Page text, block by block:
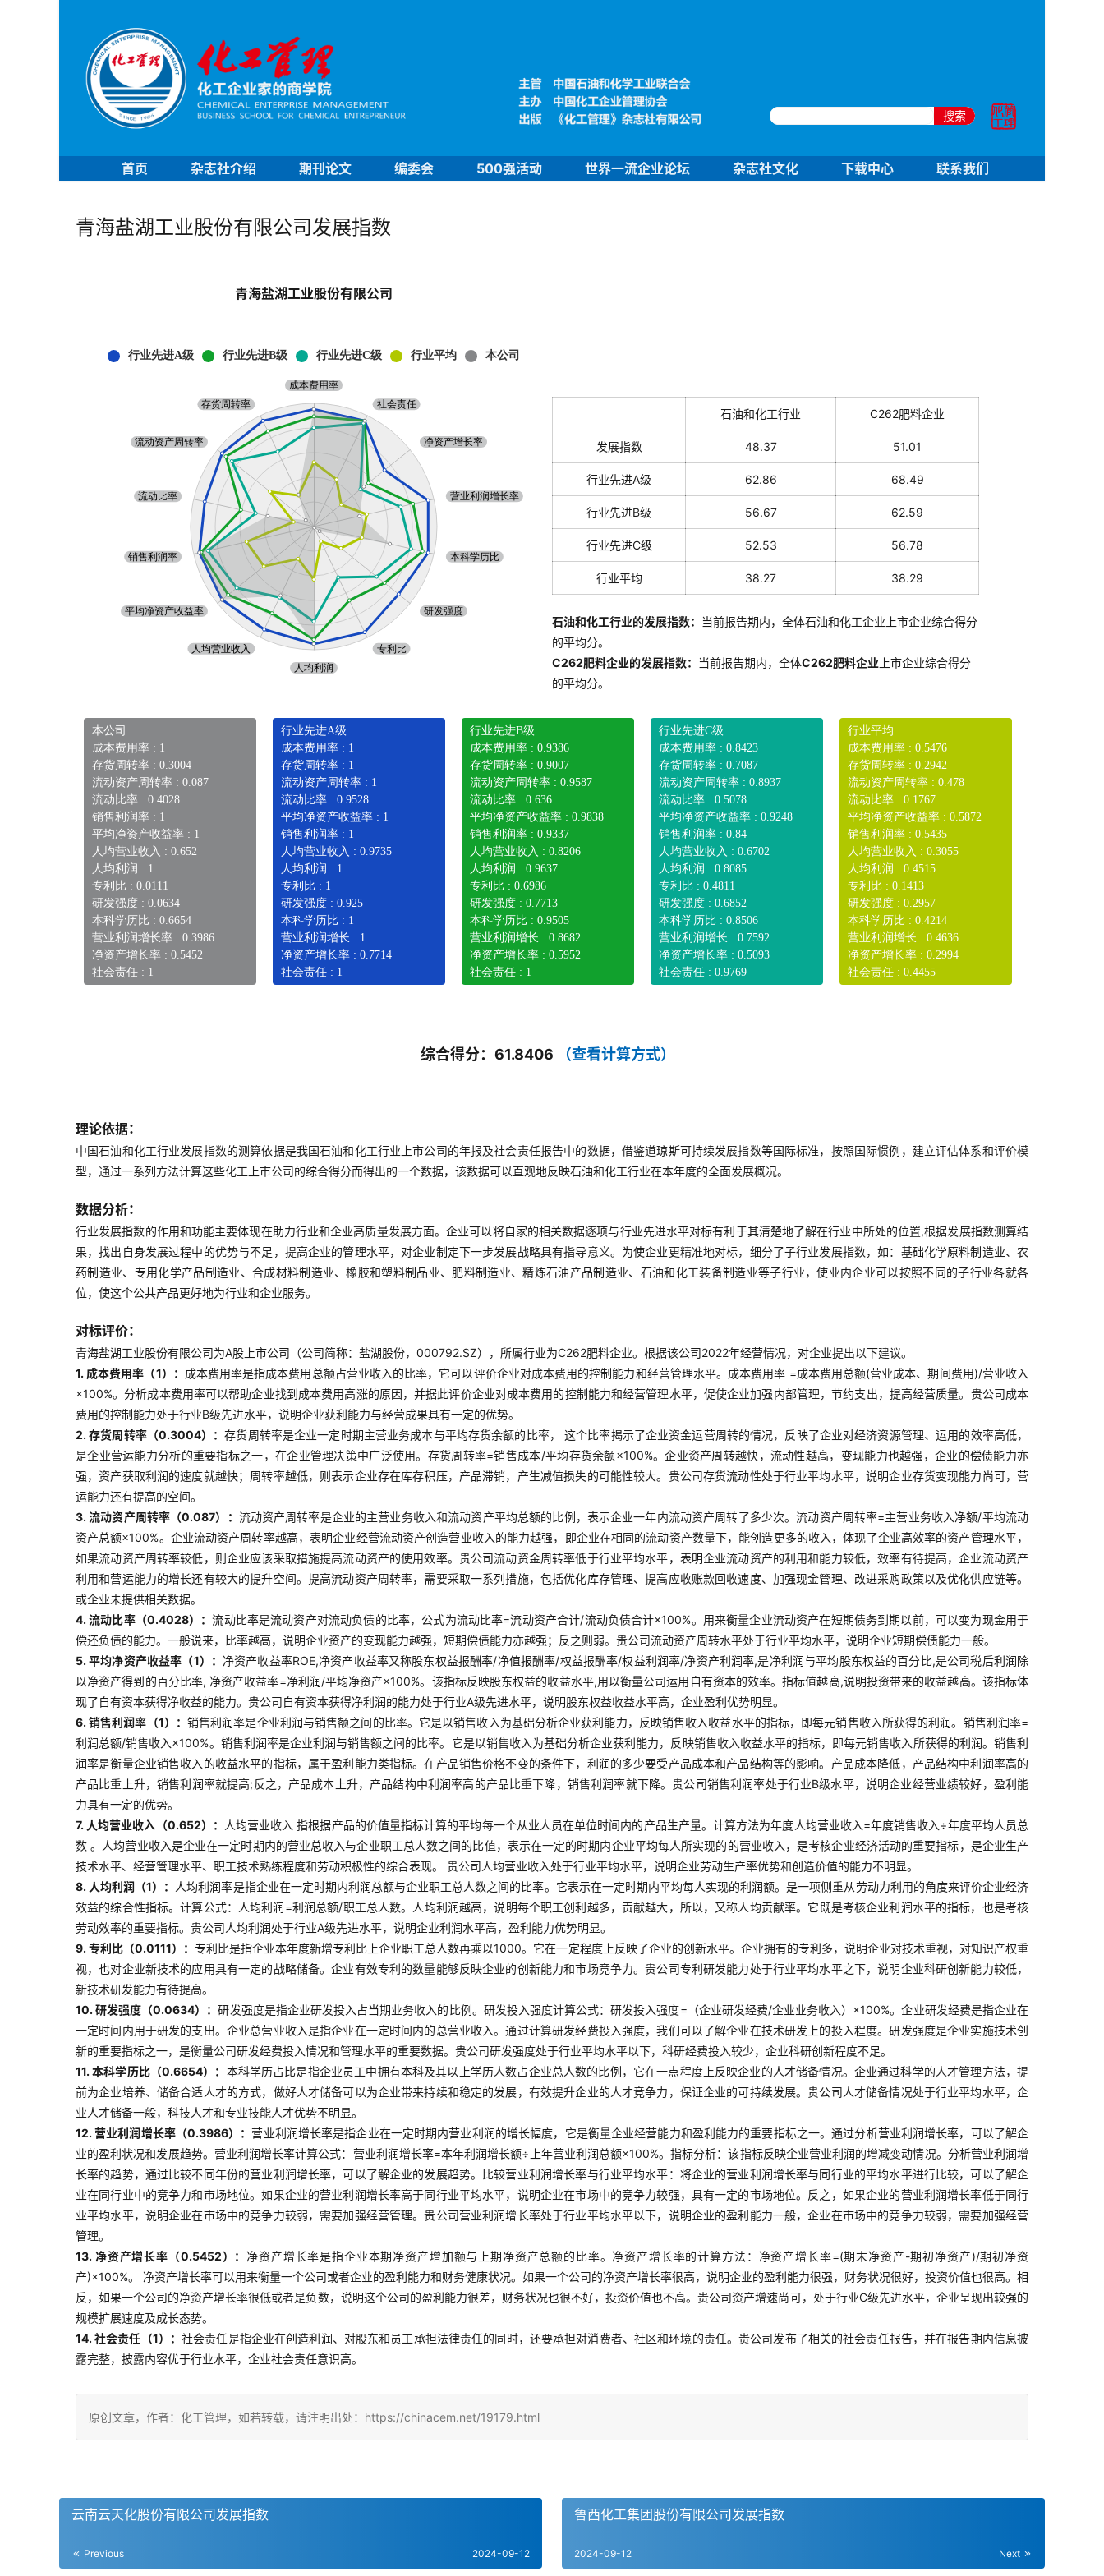
搜索
首页 杂志社介绍 期刊论文 编委会 500强活动 世界一流企业论坛 杂志社文化 下载中心 联系我们
青海盐湖工业股份有限公司发展指数
青海盐湖工业股份有限公司
石油和化工行业 C262肥料企业
发展指数 48.37 51.01
行业先进A级 62.86 68.49
行业先进B级 56.67 62.59
行业先进C级 52.53 56.78
行业平均 38.27 38.29
石油和化工行业的发展指数： 当前报告期内，全体石油和化工企业上市企业综合得分
的平均分。
C262肥料企业的发展指数： 当前报告期内，全体C262肥料企业 上市企业综合得分
的平均分。
本公司
成本费用率 : 1
存货周转率 : 0.3004
流动资产周转率 : 0.087
流动比率 : 0.4028
销售利润率 : 1
平均净资产收益率 : 1
人均营业收入 : 0.652
人均利润 : 1
专利比 : 0.0111
研发强度 : 0.0634
本科学历比 : 0.6654
营业利润增长率 : 0.3986
净资产增长率 : 0.5452
社会责任 : 1
行业先进A级
成本费用率 : 1
存货周转率 : 1
流动资产周转率 : 1
流动比率 : 0.9528
平均净资产收益率 : 1
销售利润率 : 1
人均营业收入 : 0.9735
人均利润 : 1
专利比 : 1
研发强度 : 0.925
本科学历比 : 1
营业利润增长 : 1
净资产增长率 : 0.7714
社会责任 : 1
行业先进B级
成本费用率 : 0.9386
存货周转率 : 0.9007
流动资产周转率 : 0.9587
流动比率 : 0.636
平均净资产收益率 : 0.9838
销售利润率 : 0.9337
人均营业收入 : 0.8206
人均利润 : 0.9637
专利比 : 0.6986
研发强度 : 0.7713
本科学历比 : 0.9505
营业利润增长 : 0.8682
净资产增长率 : 0.5952
社会责任 : 1
行业先进C级
成本费用率 : 0.8423
存货周转率 : 0.7087
流动资产周转率 : 0.8937
流动比率 : 0.5078
平均净资产收益率 : 0.9248
销售利润率 : 0.84
人均营业收入 : 0.6702
人均利润 : 0.8085
专利比 : 0.4811
研发强度 : 0.6852
本科学历比 : 0.8506
营业利润增长 : 0.7592
净资产增长率 : 0.5093
社会责任 : 0.9769
行业平均
成本费用率 : 0.5476
存货周转率 : 0.2942
流动资产周转率 : 0.478
流动比率 : 0.1767
平均净资产收益率 : 0.5872
销售利润率 : 0.5435
人均营业收入 : 0.3055
人均利润 : 0.4515
专利比 : 0.1413
研发强度 : 0.2957
本科学历比 : 0.4214
营业利润增长 : 0.4636
净资产增长率 : 0.2994
社会责任 : 0.4455
综合得分：61.8406 （查看计算方式）
理论依据：
中国石油和化工行业发展指数的测算依据是我国石油和化工行业上市公司的年报及社会责任报告中的数据，借鉴道琼斯可持续发展指数等国际标准，按照国际惯例，建立评估体系和评价模
型，通过一系列方法计算这些化工上市公司的综合得分而得出的一个数据，该数据可以直观地反映石油和化工行业在本年度的全面发展概况。
数据分析：
行业发展指数的作用和功能主要体现在助力行业和企业高质量发展方面。企业可以将自家的相关数据逐项与行业先进水平对标有利于其清楚地了解在行业中所处的位置,根据发展指数测算结
果，找出自身发展过程中的优势与不足，提高企业的管理水平，对企业制定下一步发展战略具有指导意义。为使企业更精准地对标，细分了子行业发展指数，如：基础化学原料制造业、农
药制造业、专用化学产品制造业、合成材料制造业、橡胶和塑料制品业、肥料制造业、精炼石油产品制造业、石油和化工装备制造业等子行业，使业内企业可以按照不同的子行业各就各
位，使这个公共产品更好地为行业和企业服务。
对标评价：
青海盐湖工业股份有限公司为A股上市公司（公司简称：盐湖股份，000792.SZ），所属行业为C262肥料企业。根据该公司2022年经营情况，对企业提出以下建议。
1. 成本费用率（1）： 成本费用率是指成本费用总额占营业收入的比率，它可以评价企业对成本费用的控制能力和经营管理水平。成本费用率 =成本费用总额(营业成本、期间费用)/营业收入
×100%。分析成本费用率可以帮助企业找到成本费用高涨的原因，并据此评价企业对成本费用的控制能力和经营管理水平，促使企业加强内部管理，节约支出，提高经营质量。贵公司成本
费用的控制能力处于行业B级先进水平，说明企业获利能力与经营成果具有一定的优势。
2. 存货周转率（0.3004）：存货周转率是企业一定时期主营业务成本与平均存货余额的比率， 这个比率揭示了企业资金运营周转的情况，反映了企业对经济资源管理、运用的效率高低，
是企业营运能力分析的重要指标之一，在企业管理决策中广泛使用。存货周转率=销售成本/平均存货余额×100%。企业资产周转越快，流动性越高，变现能力也越强，企业的偿债能力亦
强，资产获取利润的速度就越快；周转率越低，则表示企业存在库存积压，产品滞销，产生减值损失的可能性较大。贵公司存货流动性处于行业平均水平，说明企业存货变现能力尚可，营
运能力还有提高的空间。
3. 流动资产周转率（0.087）： 流动资产周转率是企业的主营业务收入和流动资产平均总额的比例，表示企业一年内流动资产周转了多少次。流动资产周转率=主营业务收入净额/平均流动
资产总额×100%。企业流动资产周转率越高，表明企业经营流动资产创造营业收入的能力越强，即企业在相同的流动资产数量下，能创造更多的收入，体现了企业高效率的资产管理水平，
如果流动资产周转率较低，则企业应该采取措施提高流动资产的使用效率。贵公司流动资金周转率低于行业平均水平，表明企业流动资产的利用和能力较低，效率有待提高，企业流动资产
利用和营运能力的增长还有较大的提升空间。提高流动资产周转率，需要采取一系列措施，包括优化库存管理、提高应收账款回收速度、加强现金管理、改进采购政策以及优化供应链等。
或企业未提供相关数据。
4. 流动比率（0.4028）：流动比率是流动资产对流动负债的比率，公式为流动比率=流动资产合计/流动负债合计×100%。用来衡量企业流动资产在短期债务到期以前，可以变为现金用于
偿还负债的能力。一般说来，比率越高，说明企业资产的变现能力越强，短期偿债能力亦越强；反之则弱。贵公司流动资产周转水平处于行业平均水平，说明企业短期偿债能力一般。
5. 平均净资产收益率（1）： 净资产收益率ROE,净资产收益率又称股东权益报酬率/净值报酬率/权益报酬率/权益利润率/净资产利润率,是净利润与平均股东权益的百分比,是公司税后利润除
以净资产得到的百分比率, 净资产收益率=净利润/平均净资产×100%。该指标反映股东权益的收益水平,用以衡量公司运用自有资本的效率。指标值越高,说明投资带来的收益越高。该指标体
现了自有资本获得净收益的能力。贵公司自有资本获得净利润的能力处于行业A级先进水平，说明股东权益收益水平高，企业盈利优势明显。
6. 销售利润率（1）： 销售利润率是企业利润与销售额之间的比率。它是以销售收入为基础分析企业获利能力，反映销售收入收益水平的指标，即每元销售收入所获得的利润。销售利润率=
利润总额/销售收入×100%。销售利润率是企业利润与销售额之间的比率。它是以销售收入为基础分析企业获利能力，反映销售收入收益水平的指标，即每元销售收入所获得的利润。销售利
润率是衡量企业销售收入的收益水平的指标，属于盈利能力类指标。在产品销售价格不变的条件下，利润的多少要受产品成本和产品结构等的影响。产品成本降低，产品结构中利润率高的
产品比重上升，销售利润率就提高;反之，产品成本上升，产品结构中利润率高的产品比重下降，销售利润率就下降。贵公司销售利润率处于行业B级水平，说明企业经营业绩较好，盈利能
力具有一定的优势。
7. 人均营业收入（0.652）：
人均营业收入 指根据产品的价值量指标计算的平均每一个从业人员在单位时间内的产品生产量。计算方法为年度人均营业收入=年度销售收入÷年度平均人员总
数 。人均营业收入是企业在一定时期内的营业总收入与企业职工总人数之间的比值，表示在一定的时期内企业平均每人所实现的的营业收入，是考核企业经济活动的重要指标，是企业生产
技术水平、经营管理水平、职工技术熟练程度和劳动积极性的综合表现。 贵公司人均营业收入处于行业平均水平，说明企业劳动生产率优势和创造价值的能力不明显。
8. 人均利润（1）： 人均利润率是指企业在一定时期内利润总额与企业职工总人数之间的比率。它表示在一定时期内平均每人实现的利润额。是一项侧重从劳动力利用的角度来评价企业经济
效益的综合性指标。计算公式：人均利润=利润总额/职工总人数。人均利润越高，说明每个职工创利越多，贡献越大，所以，又称人均贡献率。它既是考核企业利润水平的指标，也是考核
劳动效率的重要指标。贵公司人均利润处于行业A级先进水平，说明企业利润水平高，盈利能力优势明显。
9. 专利比（0.0111）：专利比是指企业本年度新增专利比上企业职工总人数再乘以1000。它在一定程度上反映了企业的创新水平。企业拥有的专利多，说明企业对技术重视，对知识产权重
视，也对企业新技术的应用具有一定的战略储备。企业有效专利的数量能够反映企业的创新能力和市场竞争力。贵公司专利研发能力处于行业平均水平之下，说明企业科研创新能力较低，
新技术研发能力有待提高。
10. 研发强度（0.0634）：研发强度是指企业研发投入占当期业务收入的比例。研发投入强度计算公式：研发投入强度=（企业研发经费/企业业务收入）×100%。企业研发经费是指企业在
一定时间内用于研发的支出。企业总营业收入是指企业在一定时间内的总营业收入。通过计算研发经费投入强度，我们可以了解企业在技术研发上的投入程度。研发强度是企业实施技术创
新的重要指标之一，是衡量公司研发经费投入情况和管理水平的重要数据。贵公司研发强度处于行业平均水平以下，科研经费投入较少，企业科研创新程度不足。
11. 本科学历比（0.6654）： 本科学历占比是指企业员工中拥有本科及其以上学历人数占企业总人数的比例，它在一点程度上反映企业的人才储备情况。企业通过科学的人才管理方法，提
前为企业培养、储备合适人才的方式，做好人才储备可以为企业带来持续和稳定的发展，有效提升企业的人才竞争力，保证企业的可持续发展。贵公司人才储备情况处于行业平均水平，企
业人才储备一般，科技人才和专业技能人才优势不明显。
12. 营业利润增长率（0.3986）：营业利润增长率是指企业在一定时期内营业利润的增长幅度，它是衡量企业经营能力和盈利能力的重要指标之一。通过分析营业利润增长率，可以了解企
业的盈利状况和发展趋势。营业利润增长率计算公式：营业利润增长率=本年利润增长额÷上年营业利润总额×100%。指标分析：该指标反映企业营业利润的增减变动情况。分析营业利润增
长率的趋势，通过比较不同年份的营业利润增长率，可以了解企业的发展趋势。比较营业利润增长率与行业平均水平：将企业的营业利润增长率与同行业的平均水平进行比较，可以了解企
业在同行业中的竞争力和市场地位。如果企业的营业利润增长率高于同行业平均水平，说明企业在市场中的竞争力较强，具有一定的市场地位。反之，如果企业的营业利润增长率低于同行
业平均水平，说明企业在市场中的竞争力较弱，需要加强经营管理。贵公司营业利润增长率处于行业平均水平以下，说明企业的盈利能力一般，企业在市场中的竞争力较弱，需要加强经营
管理。
13. 净资产增长率（0.5452）： 净资产增长率是指企业本期净资产增加额与上期净资产总额的比率。净资产增长率的计算方法：净资产增长率=(期末净资产-期初净资产)/期初净资
产)×100%。 净资产增长率可以用来衡量一个公司或者企业的盈利能力和财务健康状况。如果一个公司的净资产增长率很高，说明企业的盈利能力很强，财务状况很好，投资价值也很高。相
反，如果一个公司的净资产增长率很低或者是负数，说明这个公司的盈利能力很差，财务状况也很不好，投资价值也不高。贵公司资产增速尚可，处于行业C级先进水平，企业呈现出较强的
规模扩展速度及成长态势。
14. 社会责任（1）：社会责任是指企业在创造利润、对股东和员工承担法律责任的同时，还要承担对消费者、社区和环境的责任。贵公司发布了相关的社会责任报告，并在报告期内信息披
露完整，披露内容优于行业水平，企业社会责任意识高。
原创文章，作者：化工管理，如若转载，请注明出处：https://chinacem.net/19179.html
云南云天化股份有限公司发展指数
Previous 2024-09-12
鲁西化工集团股份有限公司发展指数
Next
2024-09-12